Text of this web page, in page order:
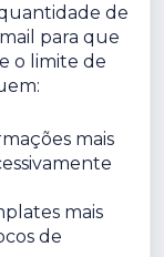
de
para que
o limite de
mais
mais
de